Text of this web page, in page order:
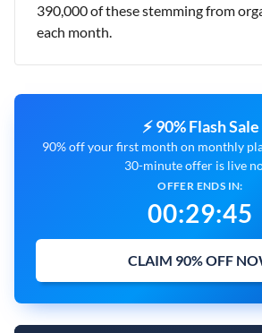
390,000 of these stemming from
each month.
⚡ 90% Flash Sale
90% off your first month on monthly
30-minute offer is live
OFFER ENDS IN:
00:29:44
CLAIM 90% OFF